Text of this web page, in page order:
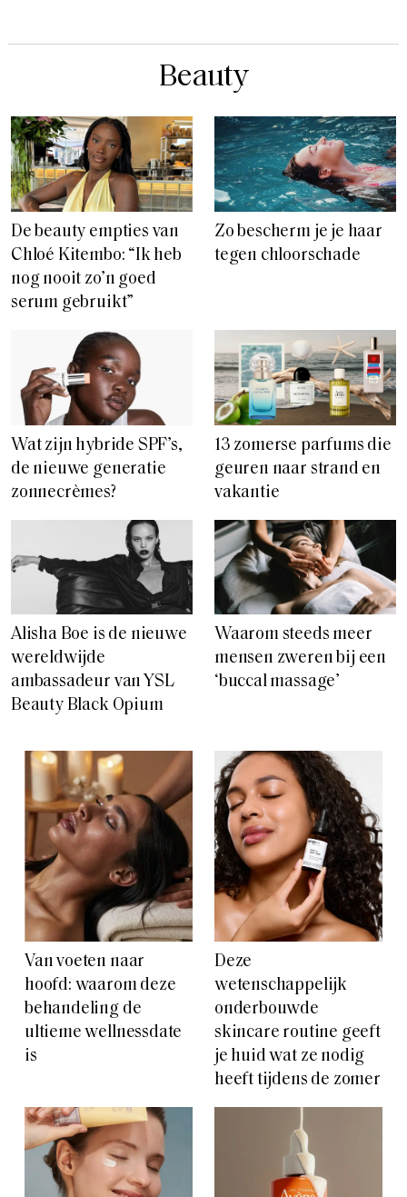
Beauty
De beauty empties van
Chloé Kitembo: “Ik heb
nog nooit zo’n goed
serum gebruikt”
Zo bescherm je je haar
tegen chloorschade
Wat zijn hybride SPF’s,
de nieuwe generatie
zonnecrèmes?
13 zomerse parfums die
geuren naar strand en
vakantie
Alisha Boe is de nieuwe
wereldwijde
ambassadeur van YSL
Beauty Black Opium
Waarom steeds meer
mensen zweren bij een
‘buccal massage’
Van voeten naar
hoofd: waarom deze
behandeling de
ultieme wellnessdate
is
Deze
wetenschappelijk
onderbouwde
skincare routine geeft
je huid wat ze nodig
heeft tijdens de zomer